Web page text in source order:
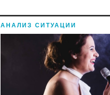
АНАЛИЗ СИТУАЦИИ